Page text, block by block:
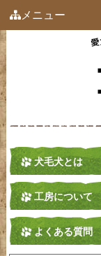
メニュー
犬毛犬とは
工房について
よくある質問